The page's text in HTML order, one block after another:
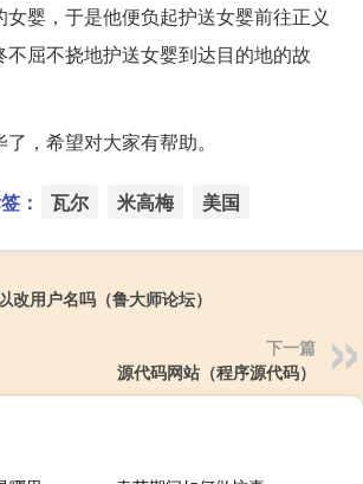
婴，于是他便负起护送女婴前往正义
屈不挠地护送女婴到达目的地的故
，希望对大家有帮助。
： 瓦尔 米高梅 美国
改用户名吗（鲁大师论坛）
下一篇
源代码网站（程序源代码）